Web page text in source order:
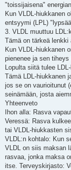
"toissijaisena"
Kun VLDL-hiukkanen
entsyymi (LPL)
3. VLDL muuttuu
Tämä on tärkeä lenkki
Kun VLDL-hiukkanen
pienenee ja sen tiheys
Lopulta siitä tulee
Tämä LDL-hiukkanen
jos se on vaurioitunut
seinämään, josta
Yhteenveto
Ihon alla: Rasva
Veressä: Rasva
tai VLDL-hiukkasten
VLDL:n kohtalo: Kun
VLDL on siis maksan
rasvaa, jonka maksa
itse. Terveyskirjasto: